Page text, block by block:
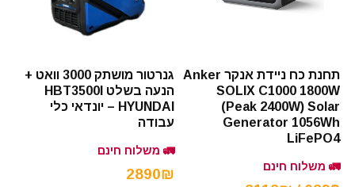
תחנת כח ניידת אנקר Anker
SOLIX C1000 1800W
(Peak 2400W) Solar
Generator 1056Wh
LiFePO4
🚛 משלוח חינם
גנרטור מושתק 3000 וואט +
הנעה בשלט HBT3500I
HYUNDAI – יונדאי כלי
עבודה
🚛 משלוח חינם
2890₪